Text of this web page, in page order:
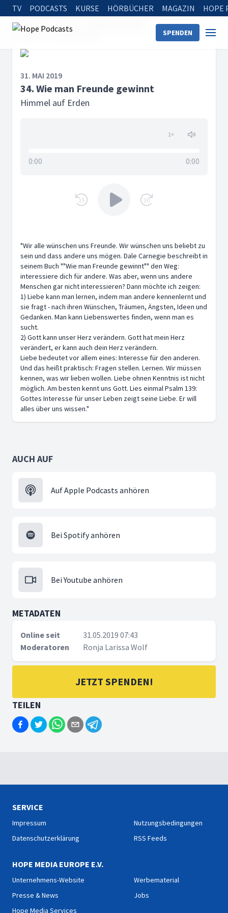
TV PODCASTS KURSE HÖRBÜCHER MAGAZIN HOPE
SPENDEN
Startseite
34. Wie man Freunde gewinnt
31. MAI 2019
34. Wie man Freunde gewinnt
Himmel auf Erden
1×
0:00 0:00
15 30
"Wir alle wünschen uns Freunde. Wir wünschen uns beliebt zu
sein und dass andere uns mögen. Dale Carnegie beschreibt in
seinem Buch ""Wie man Freunde gewinnt"" den Weg:
interessiere dich für andere. Was aber, wenn uns andere
Menschen gar nicht interessieren? Dann möchte ich zeigen:
1) Liebe kann man lernen, indem man andere kennenlernt und
sie fragt - nach ihren Wünschen, Träumen, Ängsten, Ideen und
Gedanken. Man kann Liebenswertes finden, wenn man es
sucht.
2) Gott kann unser Herz verändern. Gott hat mein Herz
verändert, er kann auch dein Herz verändern.
Liebe bedeutet vor allem eines: Interesse für den anderen.
Und das heißt praktisch: Fragen stellen. Lernen. Wir müssen
kennen, was wir lieben wollen. Liebe ohnen Kenntnis ist nicht
möglich. Am besten kennt uns Gott. Lies einmal Psalm 139:
Gottes Interesse für unser Leben zeigt seine Liebe. Er will
alles über uns wissen."
AUCH AUF
Auf Apple Podcasts anhören
Bei Spotify anhören
Bei Youtube anhören
METADATEN
Online seit
31.05.2019 07:43
Moderatoren
Ronja Larissa Wolf
JETZT SPENDEN!
TEILEN
SERVICE
Impressum
Datenschutzerklärung
Nutzungsbedingungen
RSS Feeds
HOPE MEDIA EUROPE E.V.
Unternehmens-Website
Presse & News
Hope Media Services
Werbematerial
Jobs